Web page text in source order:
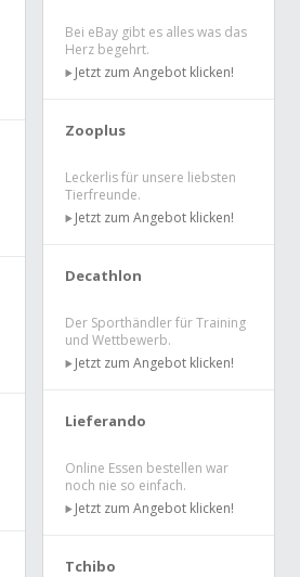
Bei eBay gibt es alles was das
Herz begehrt.
Jetzt zum Angebot klicken!
Zooplus
Leckerlis für unsere liebsten
Tierfreunde.
Jetzt zum Angebot klicken!
Decathlon
Der Sporthändler für Training
und Wettbewerb.
Jetzt zum Angebot klicken!
Lieferando
Online Essen bestellen war
noch nie so einfach.
Jetzt zum Angebot klicken!
Tchibo